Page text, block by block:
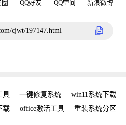
圈 QQ好友 QQ空间 新浪微博
cjwt/197147.html
具 一键修复系统
win11系统下载
载 office激活工具
重装系统分区